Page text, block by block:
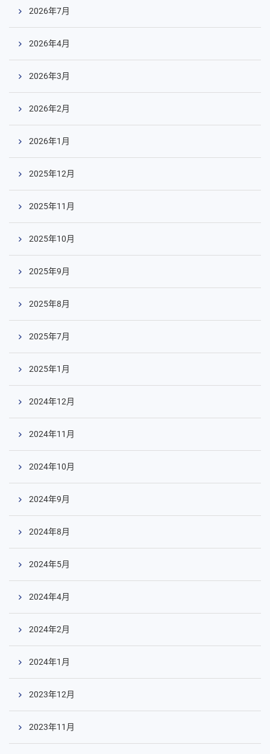
2026年7月
2026年4月
2026年3月
2026年2月
2026年1月
2025年12月
2025年11月
2025年10月
2025年9月
2025年8月
2025年7月
2025年1月
2024年12月
2024年11月
2024年10月
2024年9月
2024年8月
2024年5月
2024年4月
2024年2月
2024年1月
2023年12月
2023年11月